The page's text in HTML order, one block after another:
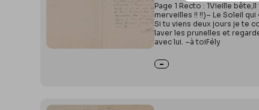
Page 1 Recto : 1Vieille
merveilles !! !!)– Le Soleil
Si tu viens deux jours je te
laver les prunelles et
avec lui. –à toiFély